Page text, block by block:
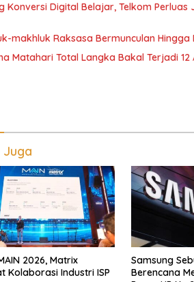
Konversi Digital Belajar, Telkom
makhluk Raksasa Bermunculan Hingga
Matahari Total Langka Bakal Terjadi 12
Juga
2026, Matrix
Kolaborasi Industri ISP
Samsung
Berencana